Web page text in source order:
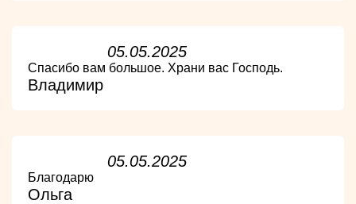
05.05.2025
Спасибо вам большое. Храни вас Господь.
Владимир
05.05.2025
Благодарю
Ольга